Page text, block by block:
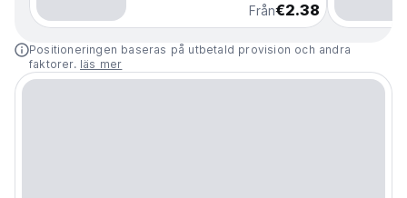
Från€2.38
Positioneringen baseras på utbetald provision och andra
faktorer. läs mer